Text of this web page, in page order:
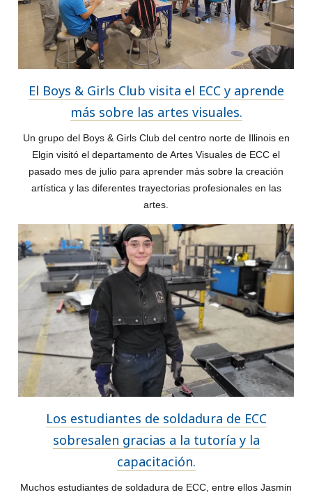
El Boys & Girls Club visita el ECC y aprende
más sobre las artes visuales.
Un grupo del Boys & Girls Club del centro norte de Illinois en
Elgin visitó el departamento de Artes Visuales de ECC el
pasado mes de julio para aprender más sobre la creación
artística y las diferentes trayectorias profesionales en las
artes.
Los estudiantes de soldadura de ECC
sobresalen gracias a la tutoría y la
capacitación.
Muchos estudiantes de soldadura de ECC, entre ellos Jasmin